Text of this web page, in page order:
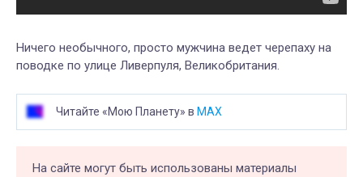
Ничего необычного, просто мужчина ведет черепаху на
поводке по улице Ливерпуля, Великобритания.
Читайте «Мою Планету» в MAX
На сайте могут быть использованы материалы